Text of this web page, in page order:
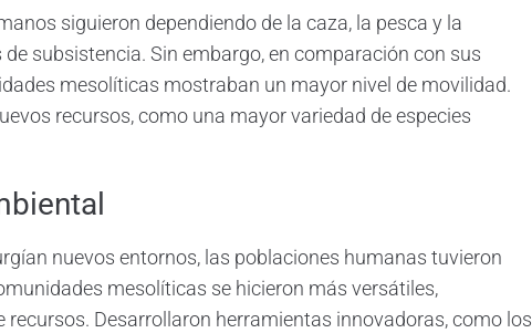
siguieron dependiendo de la caza, la pesca y la
subsistencia. Sin embargo, en comparación con sus
mesolíticas mostraban un mayor nivel de movilidad.
recursos, como una mayor variedad de especies
nuevos entornos, las poblaciones humanas tuvieron
mesolíticas se hicieron más versátiles,
Desarrollaron herramientas innovadoras, como los